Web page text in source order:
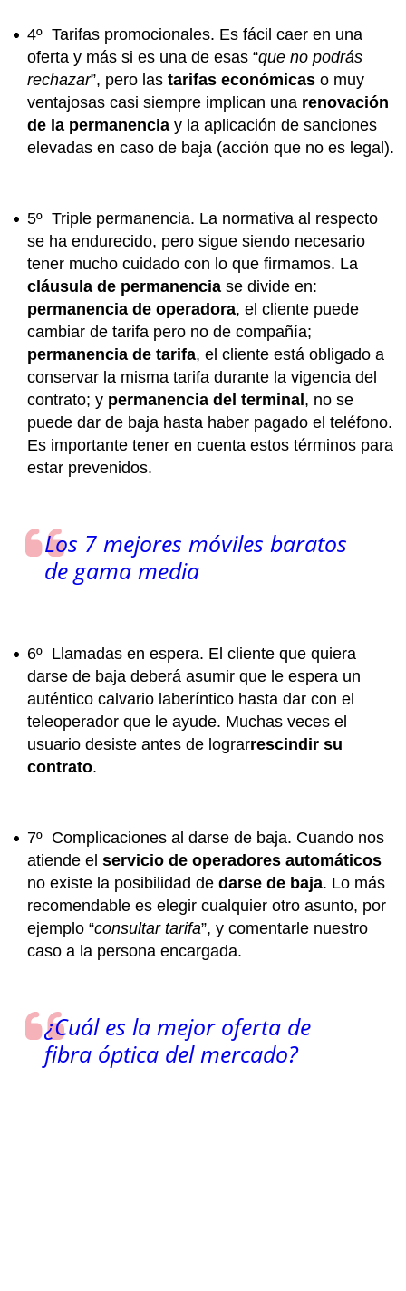
4º Tarifas promocionales. Es fácil caer en una
oferta y más si es una de esas “que no podrás
rechazar”, pero las tarifas económicas o muy
ventajosas casi siempre implican una renovación
de la permanencia y la aplicación de sanciones
elevadas en caso de baja (acción que no es legal).
5º Triple permanencia. La normativa al respecto
se ha endurecido, pero sigue siendo necesario
tener mucho cuidado con lo que firmamos. La
cláusula de permanencia se divide en:
permanencia de operadora, el cliente puede
cambiar de tarifa pero no de compañía;
permanencia de tarifa, el cliente está obligado a
conservar la misma tarifa durante la vigencia del
contrato; y permanencia del terminal , no se
puede dar de baja hasta haber pagado el teléfono.
Es importante tener en cuenta estos términos para
estar prevenidos.
Los 7 mejores móviles baratos
de gama media
6º Llamadas en espera. El cliente que quiera
darse de baja deberá asumir que le espera un
auténtico calvario laberíntico hasta dar con el
teleoperador que le ayude. Muchas veces el
usuario desiste antes de lograrrescindir su
contrato.
7º Complicaciones al darse de baja. Cuando nos
atiende el servicio de operadores automáticos
no existe la posibilidad de darse de baja. Lo más
recomendable es elegir cualquier otro asunto, por
ejemplo “consultar tarifa”, y comentarle nuestro
caso a la persona encargada.
¿Cuál es la mejor oferta de
fibra óptica del mercado?